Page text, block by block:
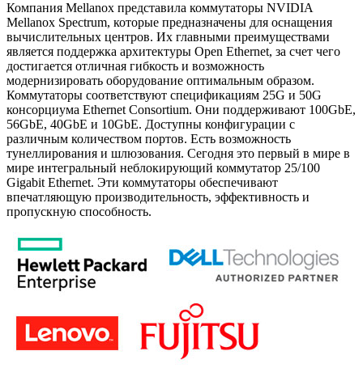
Компания Mellanox представила коммутаторы NVIDIA
Mellanox Spectrum, которые предназначены для оснащения
вычислительных центров. Их главными преимуществами
является поддержка архитектуры Open Ethernet, за счет чего
достигается отличная гибкость и возможность
модернизировать оборудование оптимальным образом.
Коммутаторы соответствуют спецификациям 25G и 50G
консорциума Ethernet Consortium. Они поддерживают 100GbE,
56GbE, 40GbE и 10GbE. Доступны конфигурации с
различным количеством портов. Есть возможность
тунеллирования и шлюзования. Сегодня это первый в мире в
мире интегральный неблокирующий коммутатор 25/100
Gigabit Ethernet. Эти коммутаторы обеспечивают
впечатляющую производительность, эффективность и
пропускную способность.